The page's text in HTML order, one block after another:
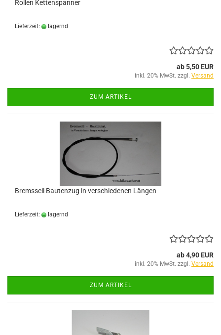
Rollen Kettenspanner
Lieferzeit: lagernd
ab 5,50 EUR
inkl. 20% MwSt. zzgl. Versand
ZUM ARTIKEL
Bremsseil Bautenzug in verschiedenen Längen
Lieferzeit: lagernd
ab 4,90 EUR
inkl. 20% MwSt. zzgl. Versand
ZUM ARTIKEL